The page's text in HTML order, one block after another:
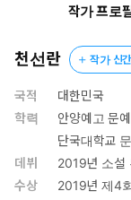
한 풀잎을 바라본
-손수현(배우)
‘한국과학문학상’의
우리 SF가 품게 된
열일곱 살, 천선란
작가 프로
천선란 작가 신
국적
대한민국
학력
안양예고 문
단국대학교
데뷔
2019년 소설
수상
2019년 제4